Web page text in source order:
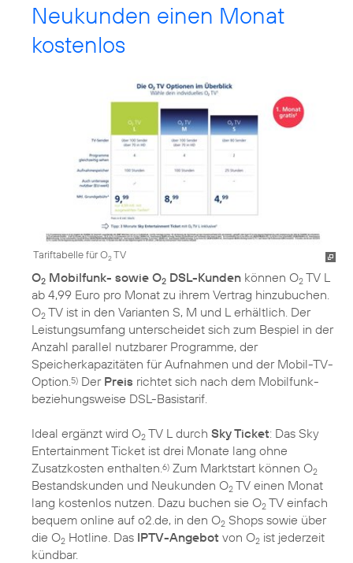
Neukunden einen Monat
kostenlos
Tariftabelle für O2TV
O2 Mobilfunk- sowie O2 DSL-Kunden können O2 TV L
ab 4,99 Euro pro Monat zu ihrem Vertrag hinzubuchen.
O2 TV ist in den Varianten S, M und L erhältlich. Der
Leistungsumfang unterscheidet sich zum Bespiel in der
Anzahl parallel nutzbarer Programme, der
Speicherkapazitäten für Aufnahmen und der Mobil-TV-
Option. 5) Der Preis richtet sich nach dem Mobilfunk-
beziehungsweise DSL-Basistarif.
Ideal ergänzt wird O2 TV L durch Sky Ticket: Das Sky
Entertainment Ticket ist drei Monate lang ohne
Zusatzkosten enthalten. 6) Zum Marktstart können O2
Bestandskunden und Neukunden O2 TV einen Monat
lang kostenlos nutzen. Dazu buchen sie O2 TV einfach
bequem online auf o2.de, in den O2 Shops sowie über
die O2 Hotline. Das IPTV-Angebot von O2 ist jederzeit
kündbar.